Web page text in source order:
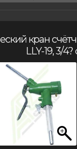
кран
LLY-19, 3/